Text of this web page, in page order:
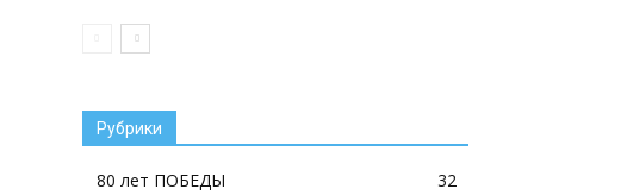
Рубрики
80 лет ПОБЕДЫ
32